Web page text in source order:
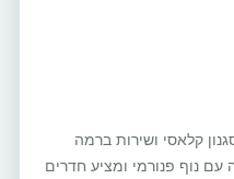
קלאסי ושירות ברמה
נוף פנורמי ומציע חדרים